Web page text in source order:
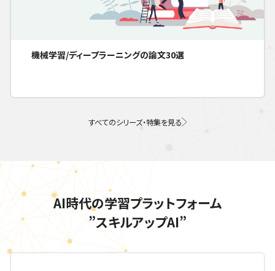
機械学習/ディープラーニングの論文30選
すべてのシリーズ・特集を見る
AI時代の学習プラットフォーム
”スキルアップAI”